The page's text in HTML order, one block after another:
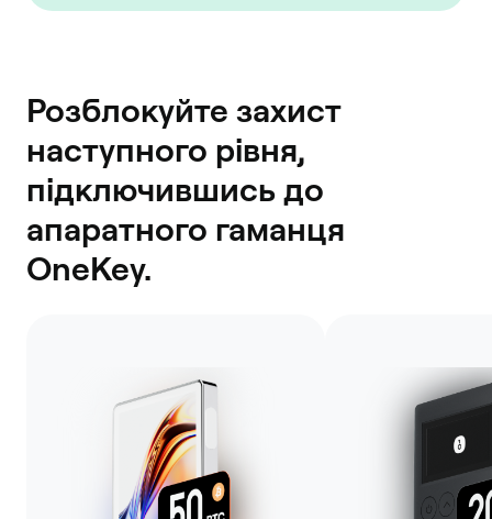
Розблокуйте захист
наступного рівня,
підключившись до
апаратного гаманця
OneKey.